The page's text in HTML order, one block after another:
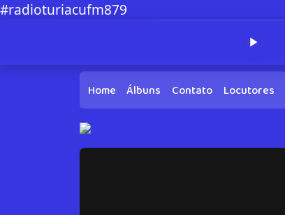
#radioturiacufm879
Home Álbuns Contato Locutores